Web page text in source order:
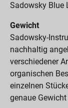
Sadowsky Blue
Gewicht
Sadowsky-
nachhaltig
verschiedener
organischen
einzelnen
genaue